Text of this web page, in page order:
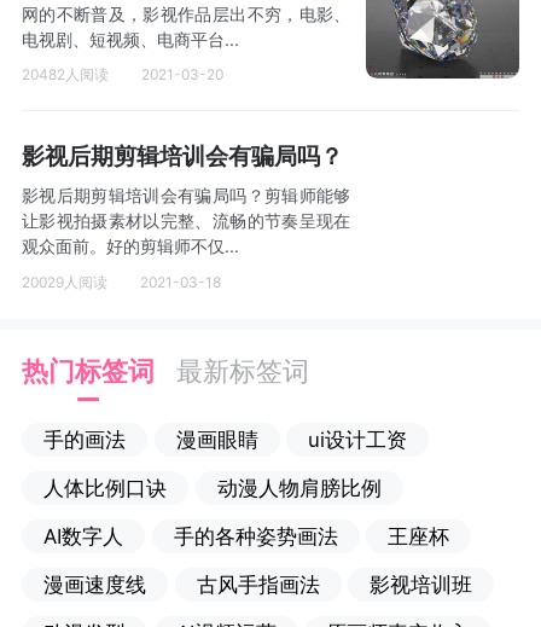
网的不断普及，影视作品层出不穷，电影、
电视剧、短视频、电商平台...
20482人阅读 2021-03-20
影视后期剪辑培训会有骗局吗？
影视后期剪辑培训会有骗局吗？剪辑师能够
让影视拍摄素材以完整、流畅的节奏呈现在
观众面前。好的剪辑师不仅...
20029人阅读 2021-03-18
热门标签词 最新标签词
手的画法 漫画眼睛
ui设计工资
人体比例口诀
动漫人物肩膀比例
AI数字人
手的各种姿势画法
王座杯
漫画速度线
古风手指画法
影视培训班